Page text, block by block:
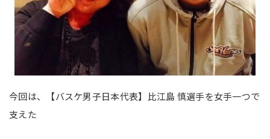
今回は、【バスケ男子日本代表】比江島 慎選手を女手一つで
支えた